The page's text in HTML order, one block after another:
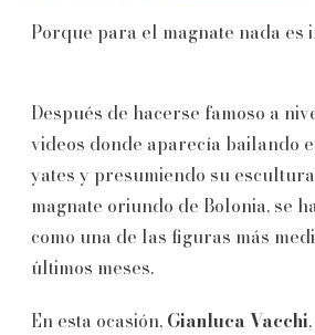
Porque para el magnate nada es
Después de hacerse famoso a
videos donde aparecía bailando
yates y presumiendo su
magnate oriundo de Bolonia, se
como una de las figuras más
últimos meses.
En esta ocasión, Gianluca Vacchi